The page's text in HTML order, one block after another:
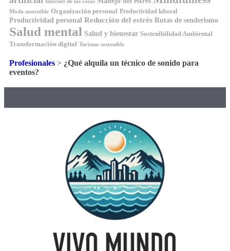
Moda sostenible Organización personal Productividad laboral
Productividad personal Reducción del estrés Rutas de senderismo
Salud mental Salud y bienestar Sostenibilidad Ambiental
Transformación digital Turismo sostenible
Profesionales > ¿Qué alquila un técnico de sonido para
eventos?